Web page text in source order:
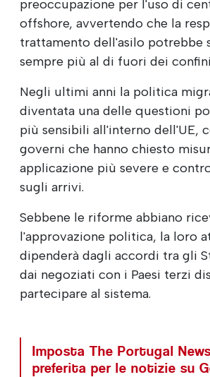
preoccupazione per l'uso di
offshore, avvertendo che la
trattamento dell'asilo potrebbe
sempre più al di fuori dei
Negli ultimi anni la politica
diventata una delle questioni
più sensibili all'interno dell'UE,
governi che hanno chiesto
applicazione più severe e
sugli arrivi.
Sebbene le riforme abbiano
l'approvazione politica, la loro
dipenderà dagli accordi tra gli
dai negoziati con i Paesi terzi
partecipare al sistema.
Imposta The Portugal
preferita per le notizie su